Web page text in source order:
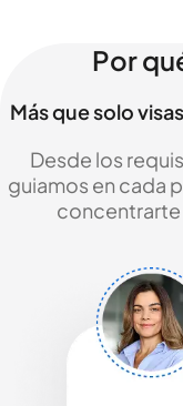
Por
Más que solo
Desde los
guiamos en cada
concentrarte